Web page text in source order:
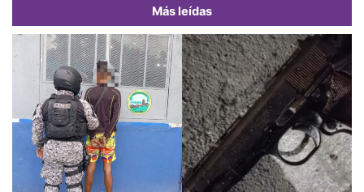
Más leídas